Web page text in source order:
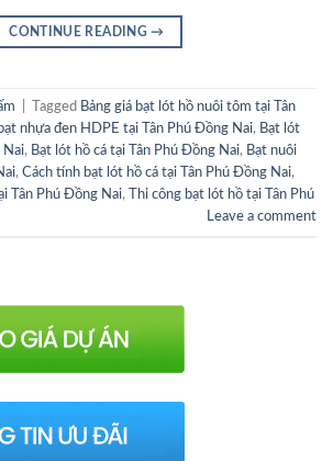
CONTINUE READING→
Tagged Bảng giá bạt lót hồ nuôi tôm tại Tân
nhựa đen HDPE tại Tân Phú Đồng Nai, Bạt lót
Nai, Bạt lót hồ cá tại Tân Phú Đồng Nai, Bạt nuôi
, Cách tính bạt lót hồ cá tại Tân Phú Đồng Nai,
Tân Phú Đồng Nai,
Thi công bạt lót hồ tại Tân Phú
Leave a comment